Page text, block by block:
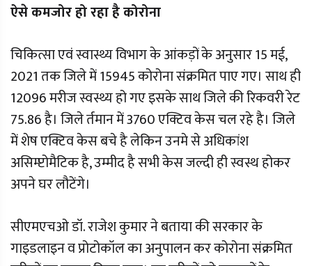
ऐसे कमजोर हो रहा है कोरोना
चिकित्सा एवं स्वास्थ्य विभाग के आंकड़ों के अनुसार 15 मई,
2021 तक जिले में 15945 कोरोना संक्रमित पाए गए। साथ ही
12096 मरीज स्वस्थ्य हो गए इसके साथ जिले की रिकवरी रेट
75.86 है। जिले र्तमान में 3760 एक्टिव केस चल रहे है। जिले
में शेष एक्टिव केस बचे है लेकिन उनमे से अधिकांश
असिम्प्टोमैटिक है, उम्मीद है सभी केस जल्दी ही स्वस्थ होकर
अपने घर लौटेंगे।
सीएमएचओ डॉ. राजेश कुमार ने बताया की सरकार के
गाइडलाइन व प्रोटोकॉल का अनुपालन कर कोरोना संक्रमित